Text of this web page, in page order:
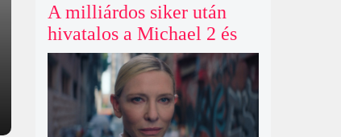
A milliárdos siker után
hivatalos a Michael 2 és
már a bemutató éve is
megvan